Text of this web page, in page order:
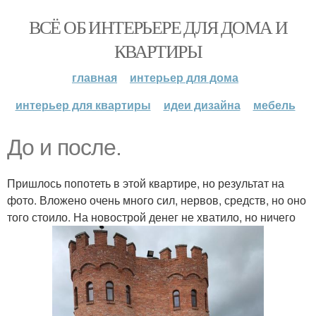
ВСЁ ОБ ИНТЕРЬЕРЕ ДЛЯ ДОМА И
КВАРТИРЫ
главная
интерьер для дома
интерьер для квартиры
идеи дизайна мебель
До и после.
Пришлось попотеть в этой квартире, но результат на
фото. Вложено очень много сил, нервов, средств, но оно
того стоило. На новострой денег не хватило, но ничего